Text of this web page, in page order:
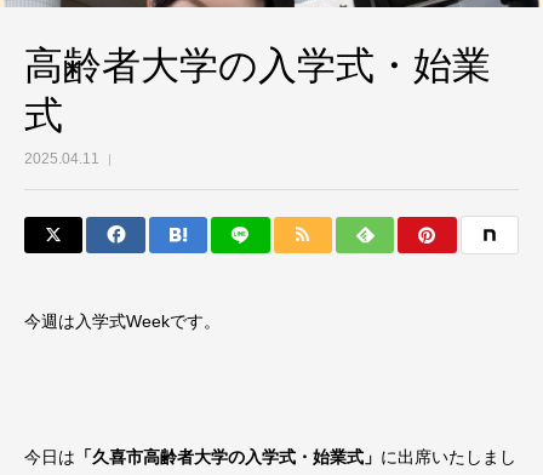
高齢者大学の入学式・始業
式
2025.04.11
今週は入学式Weekです。
今日は 「久喜市高齢者大学の入学式・始業式」 に出席いたしまし